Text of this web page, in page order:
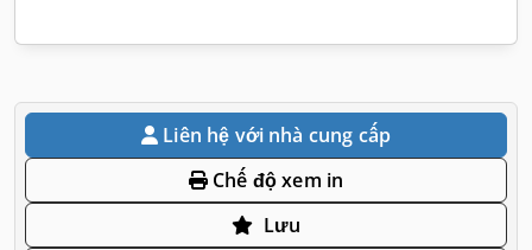
Liên hệ với nhà cung cấp
Chế độ xem in
Lưu